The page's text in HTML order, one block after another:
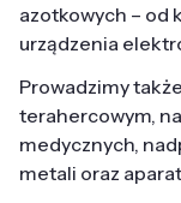
azotkowych – od
urządzenia
Prowadzimy
terahercowym,
medycznych,
metali oraz